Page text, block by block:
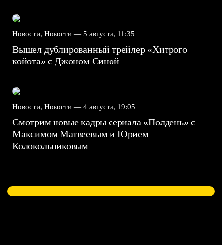
Новости, Новости — 5 августа, 11:35
Вышел дублированный трейлер «Хитрого
койота» с Джоном Синой
Новости, Новости — 4 августа, 19:05
Смотрим новые кадры сериала «Полдень» с
Максимом Матвеевым и Юрием
Колокольниковым